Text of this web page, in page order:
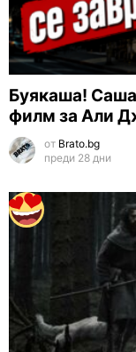
Буякаша!
филм за Али
от Brato.bg
преди 28 дни